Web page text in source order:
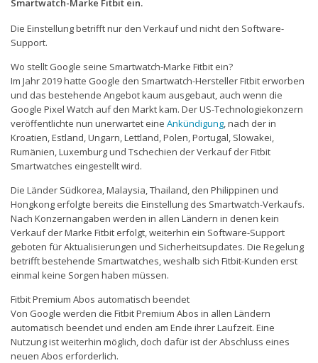
Smartwatch-Marke Fitbit ein.
Die Einstellung betrifft nur den Verkauf und nicht den Software-
Support.
Wo stellt Google seine Smartwatch-Marke Fitbit ein?
Im Jahr 2019 hatte Google den Smartwatch-Hersteller Fitbit erworben
und das bestehende Angebot kaum ausgebaut, auch wenn die
Google Pixel Watch auf den Markt kam. Der US-Technologiekonzern
veröffentlichte nun unerwartet eine Ankündigung, nach der in
Kroatien, Estland, Ungarn, Lettland, Polen, Portugal, Slowakei,
Rumänien, Luxemburg und Tschechien der Verkauf der Fitbit
Smartwatches eingestellt wird.
Die Länder Südkorea, Malaysia, Thailand, den Philippinen und
Hongkong erfolgte bereits die Einstellung des Smartwatch-Verkaufs.
Nach Konzernangaben werden in allen Ländern in denen kein
Verkauf der Marke Fitbit erfolgt, weiterhin ein Software-Support
geboten für Aktualisierungen und Sicherheitsupdates. Die Regelung
betrifft bestehende Smartwatches, weshalb sich Fitbit-Kunden erst
einmal keine Sorgen haben müssen.
Fitbit Premium Abos automatisch beendet
Von Google werden die Fitbit Premium Abos in allen Ländern
automatisch beendet und enden am Ende ihrer Laufzeit. Eine
Nutzung ist weiterhin möglich, doch dafür ist der Abschluss eines
neuen Abos erforderlich.